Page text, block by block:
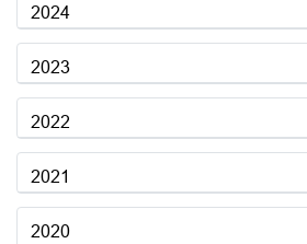
2024
2023
2022
2021
2020